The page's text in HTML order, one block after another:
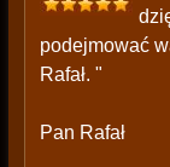
podejmować
Rafał. "
Pan Rafał